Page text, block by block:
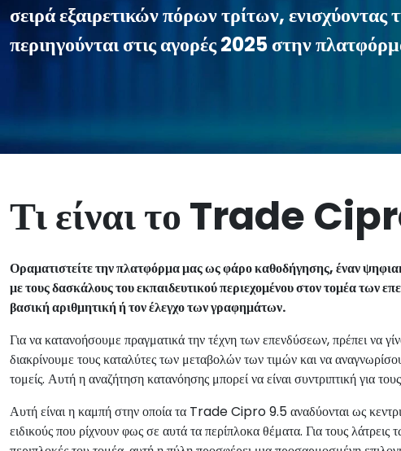
σειρά εξαιρετικών πόρων τρίτων,
περιηγούνται στις αγορές 2025 στην
Τι είναι το Trade
Οραματιστείτε την πλατφόρμα μας ως φάρο καθοδήγησης, έναν
με τους δασκάλους του εκπαιδευτικού περιεχομένου στον τομέα των
βασική αριθμητική ή τον έλεγχο των γραφημάτων.
Για να κατανοήσουμε πραγματικά την τέχνη των επενδύσεων, πρέπει να
διακρίνουμε τους καταλύτες των μεταβολών των τιμών και να
τομείς. Αυτή η αναζήτηση κατανόησης μπορεί να είναι συντριπτική για
Αυτή είναι η καμπή στην οποία τα Trade Cipro 9.5 αναδύονται ως
ειδικούς που ρίχνουν φως σε αυτά τα περίπλοκα θέματα. Για τους